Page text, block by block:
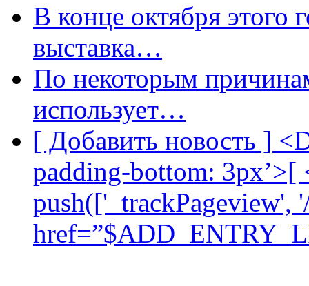
В конце октября этого
выставка…
По некоторым
использует…
[ Добавить новость ]
padding-bottom: